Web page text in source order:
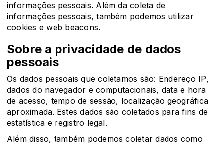
informações pessoais. Além da coleta de
informações pessoais, também podemos utilizar
cookies e web beacons.
Sobre a privacidade de dados
pessoais
Os dados pessoais que coletamos são: Endereço IP,
dados do navegador e computacionais, data e hora
de acesso, tempo de sessão, localização geográfica
aproximada. Estes dados são coletados para fins de
estatística e registro legal.
Além disso, também podemos coletar dados como